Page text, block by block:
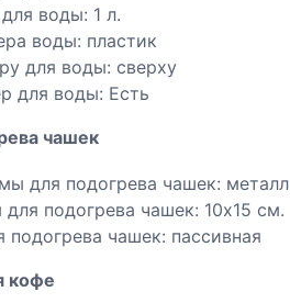
воды: 1 л.
воды: пластик
для воды: сверху
для воды: Есть
чашек
для подогрева чашек: металл
подогрева чашек: 10х15 см.
чашек: пассивная
кофе